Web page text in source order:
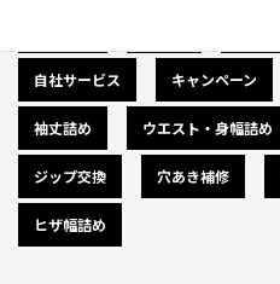
自社サービス キャンペーン
袖丈詰め ウエスト・身幅詰め
ジップ交換 穴あき補修
ヒザ幅詰め